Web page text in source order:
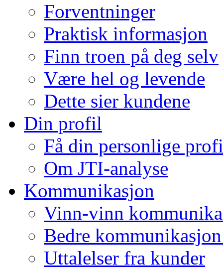
Forventninger
Praktisk informasjon
Finn troen på deg selv
Være hel og levende
Dette sier kundene
Din profil
Få din personlige
Om JTI-analyse
Kommunikasjon
Vinn-vinn
Bedre
Uttalelser fra kunder